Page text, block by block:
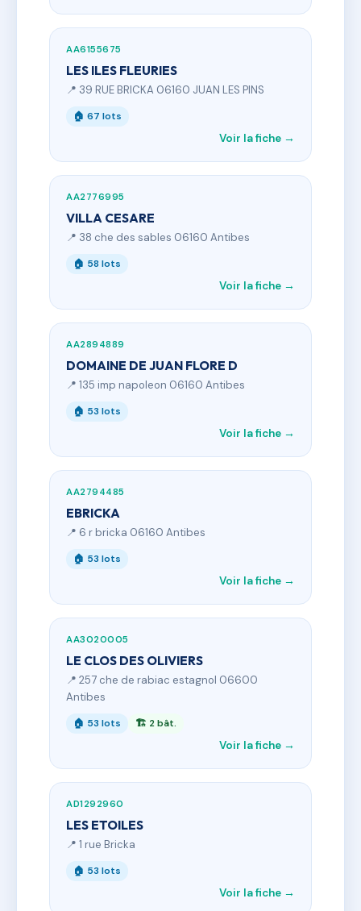
AA6155675
LES ILES FLEURIES
📍 39 RUE BRICKA 06160 JUAN LES PINS
🏠 67 lots
Voir la fiche →
AA2776995
VILLA CESARE
📍 38 che des sables 06160 Antibes
🏠 58 lots
Voir la fiche →
AA2894889
DOMAINE DE JUAN FLORE D
📍 135 imp napoleon 06160 Antibes
🏠 53 lots
Voir la fiche →
AA2794485
EBRICKA
📍 6 r bricka 06160 Antibes
🏠 53 lots
Voir la fiche →
AA3020005
LE CLOS DES OLIVIERS
📍 257 che de rabiac estagnol 06600
Antibes
🏠 53 lots 🏗 2 bât.
Voir la fiche →
AD1292960
LES ETOILES
📍 1 rue Bricka
🏠 53 lots
Voir la fiche →